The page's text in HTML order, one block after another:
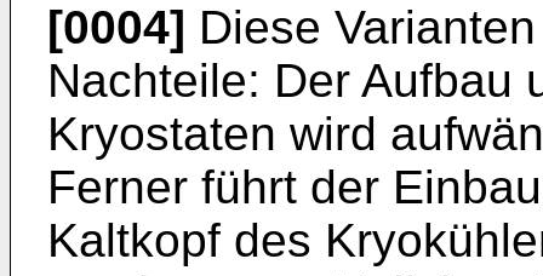
[0004] Diese
Nachteile: Der Aufbau
Kryostaten wird
Ferner führt der
Kaltkopf des